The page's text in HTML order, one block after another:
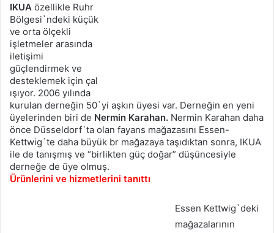
IKUA özellikle Ruhr
Bölgesi`ndeki küçük
ve orta ölçekli
işletmeler arasında
iletişimi
güçlendirmek ve
desteklemek için çal
ışıyor. 2006 yılında
kurulan derneğin 50`yi aşkın üyesi var. Derneğin en yeni
üyelerinden biri de Nermin Karahan. Nermin Karahan daha
önce Düsseldorf`ta olan fayans mağazasını Essen-
Kettwig`te daha büyük br mağazaya taşıdıktan sonra, IKUA
ile de tanışmış ve “birlikten güç doğar” düşüncesiyle
derneğe de üye olmuş.
Ürünlerini ve hizmetlerini tanıttı
Essen Kettwig`deki
mağazalarının